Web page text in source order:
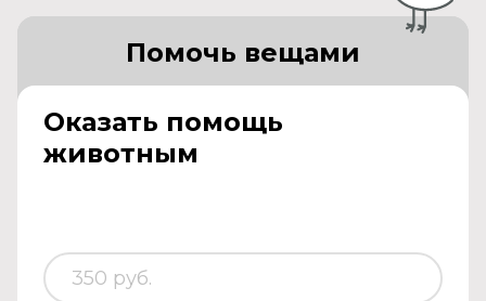
Оказать помощь
животным
Помочь вещами